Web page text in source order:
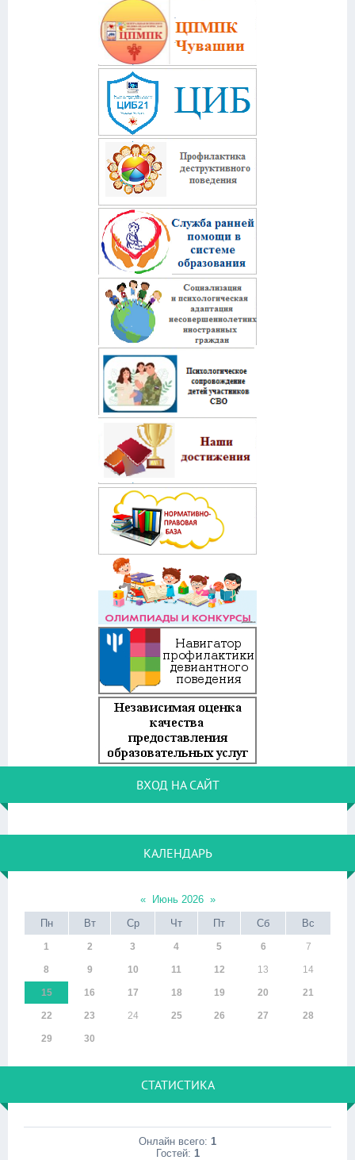
ВХОД НА САЙТ
КАЛЕНДАРЬ
« Июнь 2026 »
Пн
Вт Ср Чт Пт Сб Вс
1 2 3 4 5 6 7
8 9 10 11 12 13 14
15 16 17 18 19 20 21
22 23 24 25 26 27 28
29 30
СТАТИСТИКА
Онлайн всего: 1
Гостей: 1